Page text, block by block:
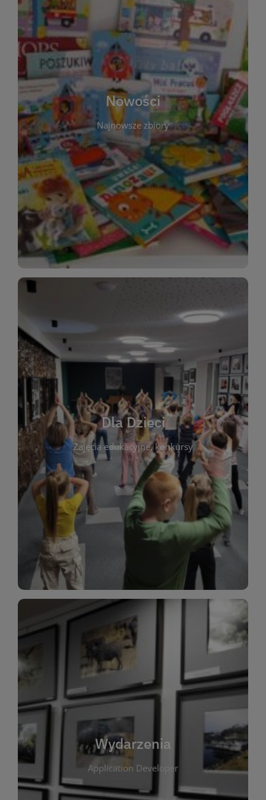
Nowości
Najnowsze zbiory
W tej sekcji prezentujemy najnowsze książki,
audiobooki oraz filmy, które właśnie trafiły do
zbiorów Miejskiej Biblioteki Publicznej w
Starachowicach. Regularnie aktualizujemy listę,
aby Czytelnicy mogli na bieżąco odkrywać świeże
tytuły i najciekawsze premiery wydawnicze. Każda
pozycja opatrzona jest krótkim opisem i
informacją o dostępności w katalogu. Zachęcamy
do częstych odwiedzin – nowości pojawiają się
niemal każdego tygodnia! Dzięki tej zakładce
zawsze będziesz wiedzieć, co warto przeczytać
jako pierwsze.
WIĘCEJ
Dla Dzieci
Zajęcia edukacyjne, konkursy
Dla Dzieci
To miejsce stworzone z myślą o najmłodszych
czytelnikach i ich rodzicach. Znajdziesz tu
informacje o zajęciach edukacyjnych, konkursach
plastycznych i spotkaniach z autorami książek dla
dzieci. Biblioteka oferuje bogaty wybór bajek,
opowiadań i lektur szkolnych, a także przyjazny
kącik do wspólnego czytania. Pragniemy
rozbudzać miłość do książek od najmłodszych lat.
Zapraszamy do wspólnej zabawy i odkrywania
świata literatury!
WIĘCEJ
Wydarzenia
Application Developer
Wydarzenia
W tej zakładce publikujemy informacje o
wszystkich wydarzeniach organizowanych przez
bibliotekę. Znajdziesz tu zapowiedzi spotkań
autorskich, warsztatów, prelekcji i zajęć
tematycznych dla różnych grup wiekowych. Każde
wydarzenie ma na celu promowanie kultury
czytelniczej oraz integrację społeczności lokalnej.
Dzięki kalendarzowi wydarzeń możesz łatwo